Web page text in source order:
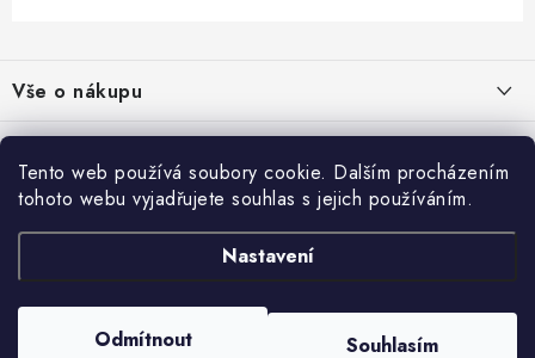
Tento web používá soubory cookie. Dalším procházením
tohoto webu vyjadřujete souhlas s jejich používáním.
Nastavení
Odmítnout Souhlasím
p
a
Vše o nákupu
Doprava a platba
Vrácení a výměna
Reklamace
Obchodní podmínky
Moje objednávka
O nás
Kontakty
Napište nám
Prodejna
Přijímáme online platby
Copyright 2026JAMAR. Všechna práva vyhrazena.Upravit nastavení cookies